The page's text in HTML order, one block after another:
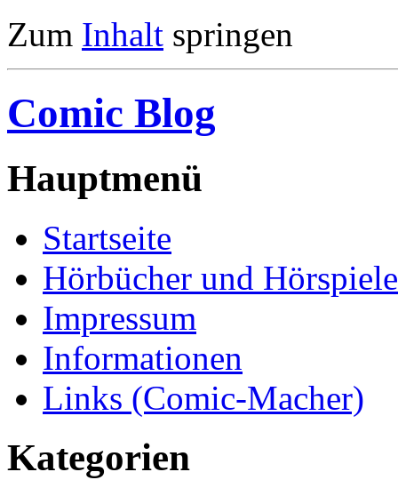
Zum Inhalt springen
Comic Blog
Hauptmenü
Startseite
Hörbücher und Hörspiele
Impressum
Informationen
Links (Comic-Macher)
Kategorien